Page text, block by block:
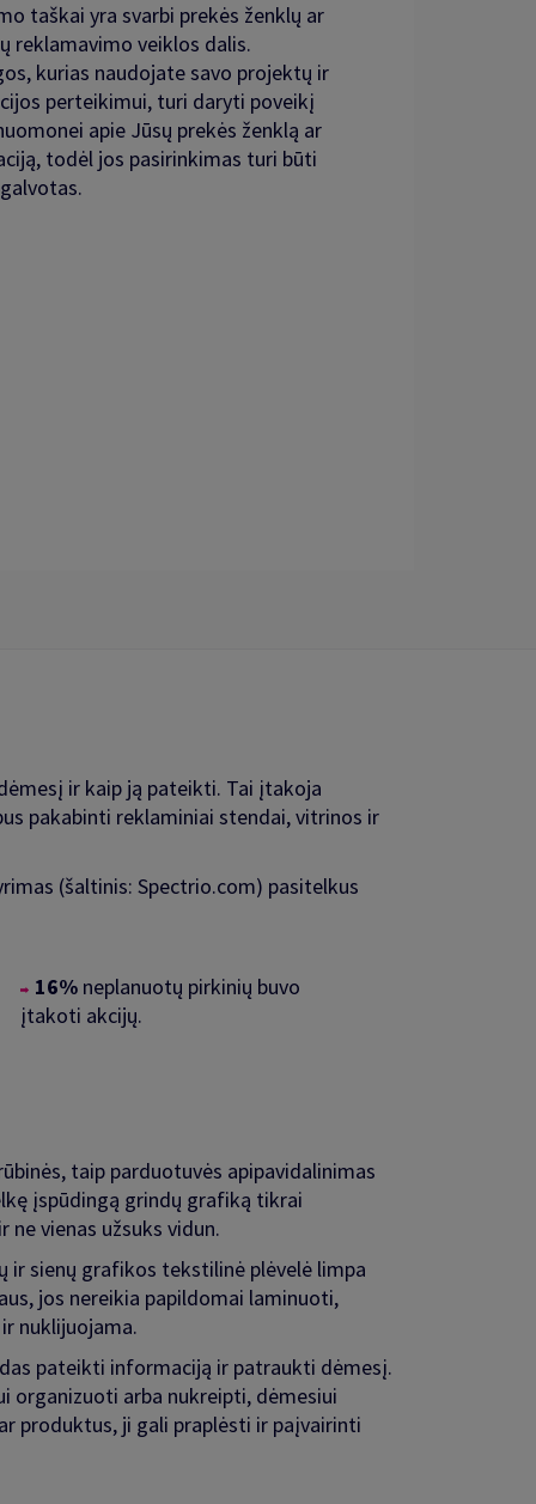
taškai yra svarbi prekės ženklų ar
reklamavimo veiklos dalis.
kurias naudojate savo projektų ir
perteikimui, turi daryti poveikį
apie Jūsų prekės ženklą ar
todėl jos pasirinkimas turi būti
ir kaip ją pateikti. Tai įtakoja
pakabinti reklaminiai stendai, vitrinos ir
(šaltinis: Spectrio.com) pasitelkus
16% neplanuotų pirkinių buvo
įtakoti akcijų.
taip parduotuvės apipavidalinimas
įspūdingą grindų grafiką tikrai
vienas užsuks vidun.
ir sienų grafikos tekstilinė plėvelė limpa
jos nereikia papildomai laminuoti,
nuklijuojama.
pateikti informaciją ir patraukti dėmesį.
organizuoti arba nukreipti, dėmesiui
produktus, ji gali praplėsti ir paįvairinti